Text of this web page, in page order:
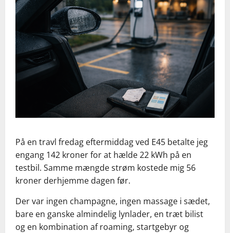
På en travl fredag eftermiddag ved E45 betalte jeg
engang 142 kroner for at hælde 22 kWh på en
testbil. Samme mængde strøm kostede mig 56
kroner derhjemme dagen før.
Der var ingen champagne, ingen massage i sædet,
bare en ganske almindelig lynlader, en træt bilist
og en kombination af roaming, startgebyr og